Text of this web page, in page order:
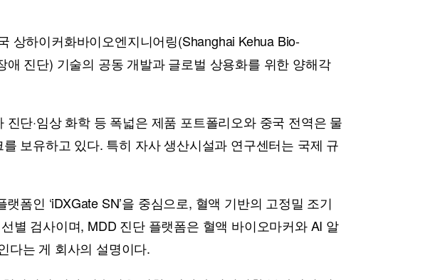
상하이커화바이오엔지니어링(Shanghai Kehua Bio-
애 진단) 기술의 공동 개발과 글로벌 상용화를 위한 양해각
단·임상 화학 등 폭넓은 제품 포트폴리오와 중국 전역은 물
보유하고 있다. 특히 자사 생산시설과 연구센터는 국제 규
폼인 ‘iDXGate SN’을 중심으로, 혈액 기반의 고정밀 조기
별 검사이며, MDD 진단 플랫폼은 혈액 바이오마커와 AI 알
다는 게 회사의 설명이다.